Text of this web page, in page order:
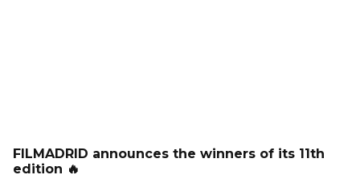
FILMADRID announces the winners of its 11th
edition 🔥